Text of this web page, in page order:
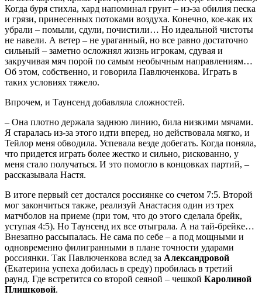
Когда буря стихла, хард напоминал грунт – из-за обилия песка
и грязи, принесенных потоками воздуха. Конечно, кое-как их
убрали – помыли, сдули, почистили… Но идеальной чистоты
не навели. А ветер – не ураганный, но все равно достаточно
сильный – заметно осложнял жизнь игрокам, сдувая и
закручивая мяч порой по самым необычным направлениям…
Об этом, собственно, и говорила Павлюченкова. Играть в
таких условиях тяжело.
Впрочем, и Таунсенд добавляла сложностей.
– Она плотно держала заднюю линию, била низкими мячами.
Я старалась из-за этого идти вперед, но действовала мягко, и
Тейлор меня обводила. Успевала везде добегать. Когда поняла,
что придется играть более жестко и сильно, рискованно, у
меня стало получаться. И это помогло в концовках партий, –
рассказывала Настя.
В итоге первый сет достался россиянке со счетом 7:5. Второй
мог закончиться также, реализуй Анастасия один из трех
матчболов на приеме (при том, что до этого сделала брейк,
уступая 4:5). Но Таунсенд их все отыграла. А на тай-брейке…
Внезапно рассыпалась. Не сама по себе – а под мощными и
одновременно филигранными в плане точности ударами
россиянки. Так Павлюченкова вслед за Александровой
(Екатерина успеха добилась в среду) пробилась в третий
раунд. Где встретится со второй сеяной – чешкой Каролиной
Плишковой.